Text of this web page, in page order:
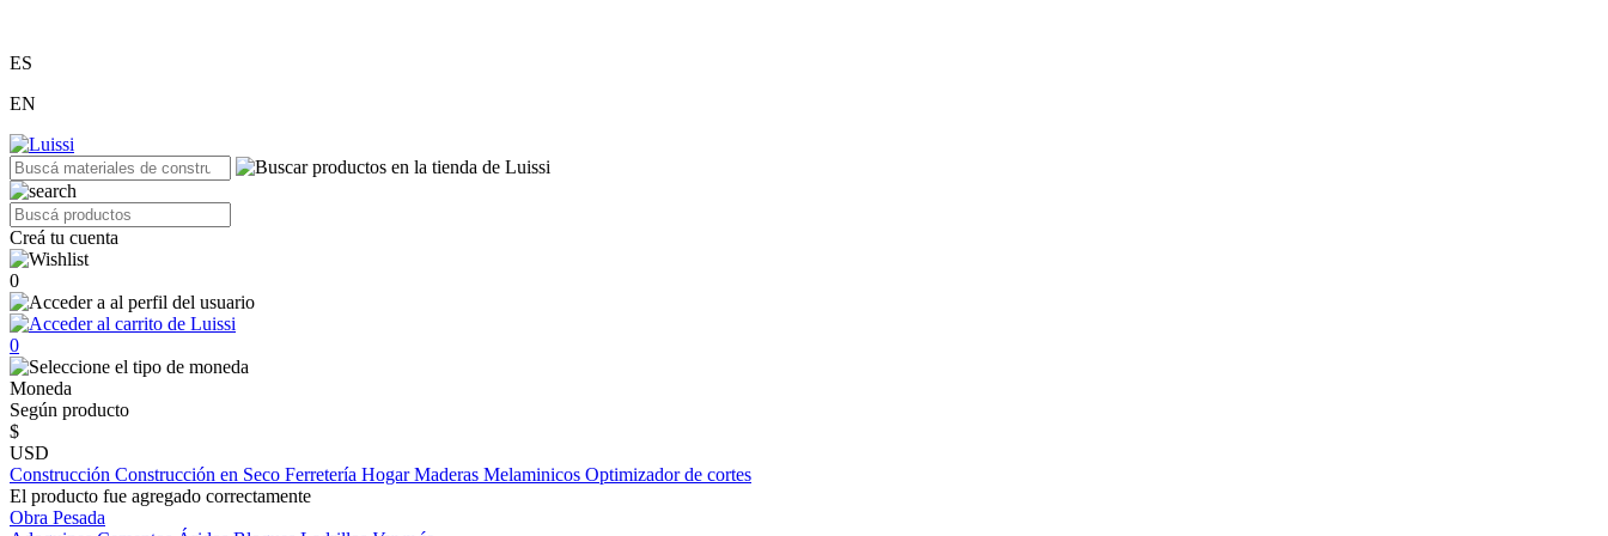
ES
EN
Creá tu cuenta
0
0
Moneda
Según producto
$
USD
Construcción Construcción en Seco Ferretería HogarMaderas Melaminicos Optimizador de cortes
El producto fue agregado correctamente
Obra Pesada